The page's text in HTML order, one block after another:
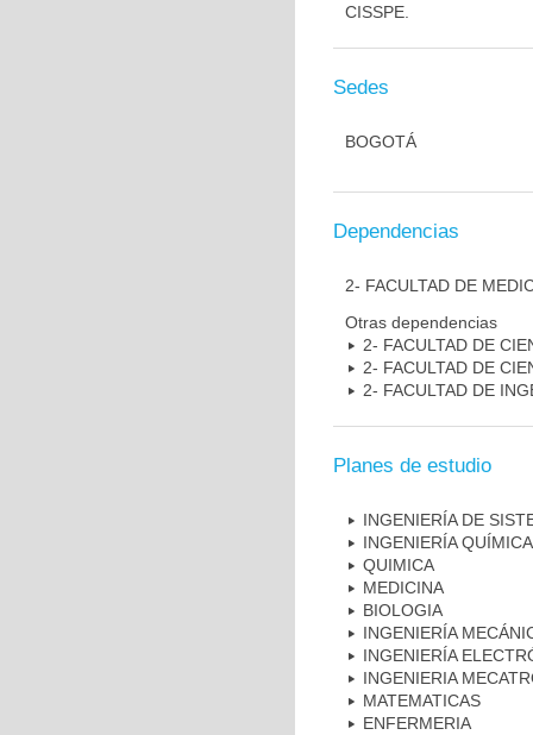
CISSPE.
Sedes
BOGOTÁ
Dependencias
2- FACULTAD DE
Otras dependencias
2- FACULTAD DE
2- FACULTAD DE
2- FACULTAD DE
Planes de estudio
INGENIERÍA DE
INGENIERÍA
QUIMICA
MEDICINA
BIOLOGIA
INGENIERÍA
INGENIERÍA
INGENIERIA
MATEMATICAS
ENFERMERIA